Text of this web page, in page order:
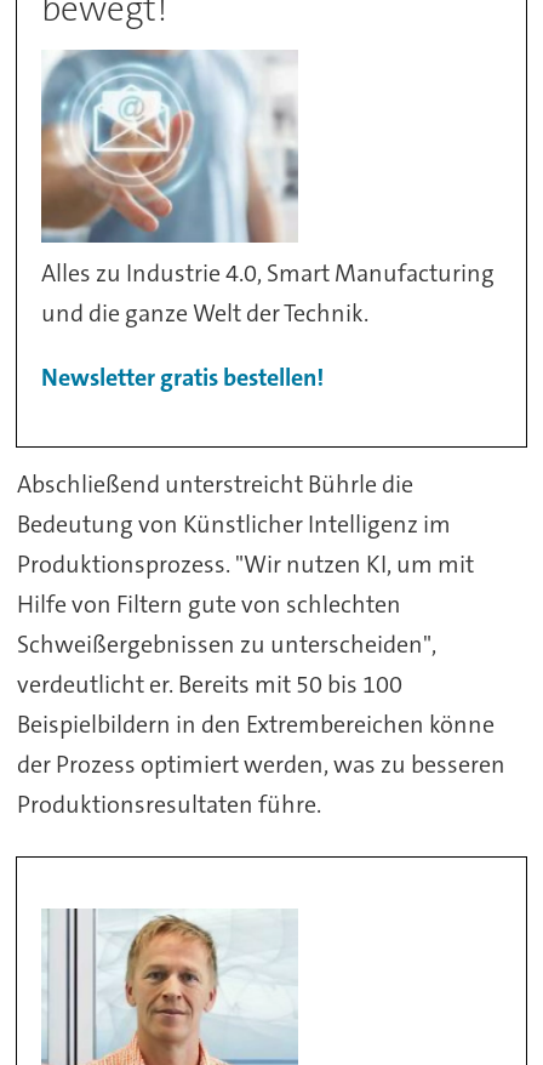
Alles zu Industrie 4.0, Smart Manufacturing
und die ganze Welt der Technik.
Newsletter gratis bestellen!
Abschließend unterstreicht Bührle die
Bedeutung von Künstlicher Intelligenz im
Produktionsprozess. "Wir nutzen KI, um mit
Hilfe von Filtern gute von schlechten
Schweißergebnissen zu unterscheiden",
verdeutlicht er. Bereits mit 50 bis 100
Beispielbildern in den Extrembereichen könne
der Prozess optimiert werden, was zu besseren
Produktionsresultaten führe.